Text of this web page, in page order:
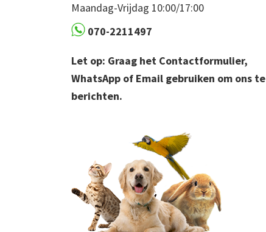
Maandag-Vrijdag 10:00/17:00
070-2211497
Let op: Graag het Contactformulier,
WhatsApp of Email gebruiken om ons te
berichten.